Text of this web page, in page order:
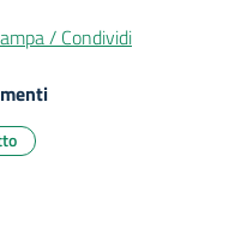
/ Condividi